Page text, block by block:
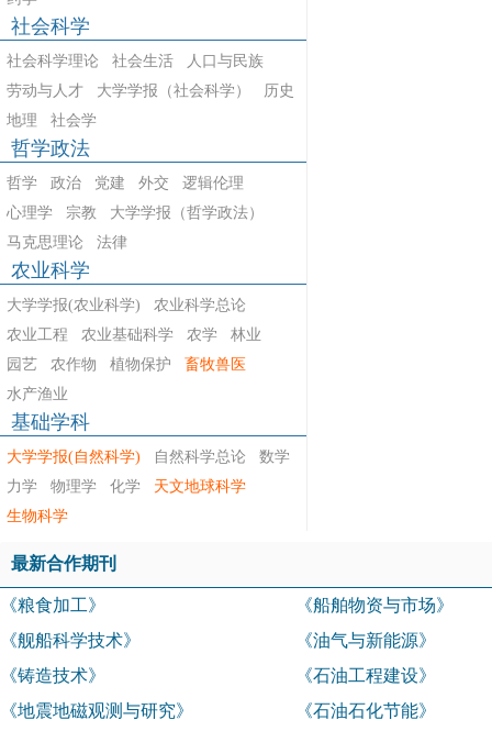
社会科学
社会科学理论 社会生活
人口与民族
劳动与人才
大学学报（社会科学）
历史
地理
社会学
哲学政法
哲学 政治 党建 外交
逻辑伦理
心理学
宗教
大学学报（哲学政法）
马克思理论
法律
农业科学
大学学报(农业科学)
农业科学总论
农业工程
农业基础科学 农学
林业
园艺
农作物 植物保护
畜牧兽医
水产渔业
基础学科
大学学报(自然科学) 自然科学总论
数学
力学
物理学 化学
天文地球科学
生物科学
最新合作期刊
《粮食加工》
《船舶物资与市场》
《舰船科学技术》
《油气与新能源》
《铸造技术》
《石油工程建设》
《地震地磁观测与研究》
《石油石化节能》